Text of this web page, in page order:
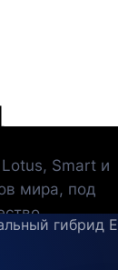
Smart и
мира, под